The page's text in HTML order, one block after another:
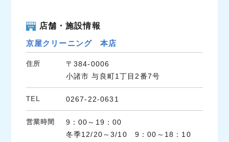
店舗・施設情報
京屋クリーニング 本店
住所
〒384-0006
小諸市 与良町1丁目2番7号
TEL 0267-22-0631
営業時間
9：00～19：00
冬季12/20～3/10 9：00～18：10